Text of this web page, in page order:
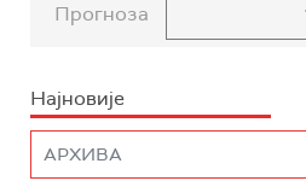
Прогноза
Најновије